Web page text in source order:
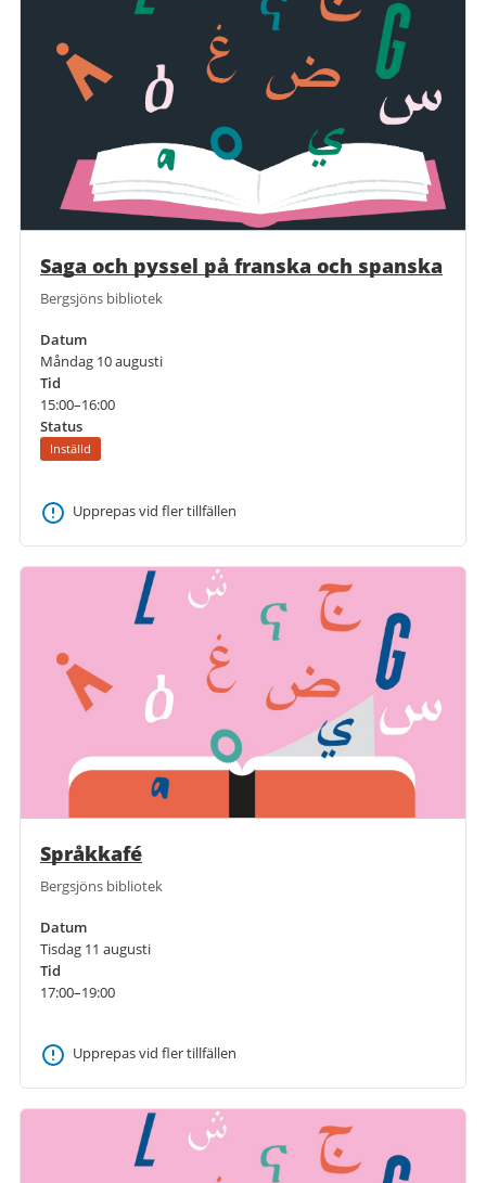
Saga och pyssel på franska och spanska
Bergsjöns bibliotek
Datum
Måndag 10 augusti
Tid
15:00–16:00
Status
Inställd
Upprepas vid fler tillfällen
Språkkafé
Bergsjöns bibliotek
Datum
Tisdag 11 augusti
Tid
17:00–19:00
Upprepas vid fler tillfällen